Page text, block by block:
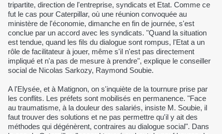
tripartite, direction de l'entreprise, syndicats et Etat. Comme ce
fut le cas pour Caterpillar, où une réunion convoquée au
ministère de l'économie, dimanche en fin de journée, s'est
conclue par un accord avec les syndicats. "Quand la situation
est tendue, quand les fils du dialogue sont rompus, l'Etat a un
rôle de facilitateur à jouer, même s'il n'est pas directement
impliqué et n'a pas de mesure à prendre", explique le conseiller
social de Nicolas Sarkozy, Raymond Soubie.
A l'Elysée, et à Matignon, on s'inquiète de la tournure prise par
les conflits. Les préfets sont mobilisés en permanence. "Face
au traumatisme, à la douleur des salariés, insiste M. Soubie, il
faut trouver des solutions et ne pas permettre qu'il y ait des
méthodes qui dégénèrent, contraires au dialogue social". Dans